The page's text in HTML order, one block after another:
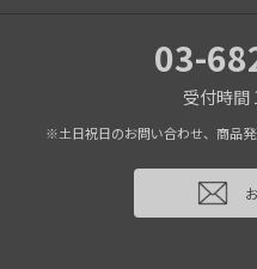
03-
受付時間
※土日祝日のお問い合わせ、商品発